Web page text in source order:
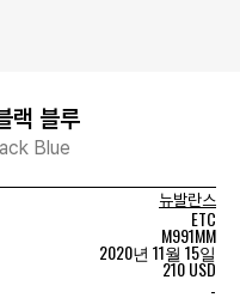
랙 블루
Blue
뉴발란스
ETC
M991MM
2020년 11월 15일
210 USD
-